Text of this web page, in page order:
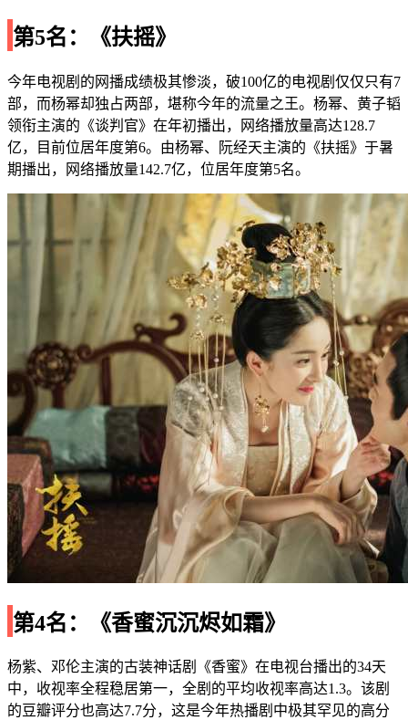
第5名：《扶摇》
今年电视剧的网播成绩极其惨淡，破100亿的电视剧仅仅只有7
部，而杨幂却独占两部，堪称今年的流量之王。杨幂、黄子韬
领衔主演的《谈判官》在年初播出，网络播放量高达128.7
亿，目前位居年度第6。由杨幂、阮经天主演的《扶摇》于暑
期播出，网络播放量142.7亿，位居年度第5名。
第4名：《香蜜沉沉烬如霜》
杨紫、邓伦主演的古装神话剧《香蜜》在电视台播出的34天
中，收视率全程稳居第一，全剧的平均收视率高达1.3。该剧
的豆瓣评分也高达7.7分，这是今年热播剧中极其罕见的高分